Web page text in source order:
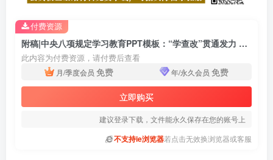
附稿|中央八项规定学习教育PPT模板：“学查改”贯通发力 推动基层作风建设取得新成效课件
此内容为付费资源，请付费后查看
月/季度会员 免费 年/永久会员 免费
立即购买
建议登录下载，文件能永久保存在您的账号上
不支持ie浏览器若点击无效换浏览器或客服
付费资源